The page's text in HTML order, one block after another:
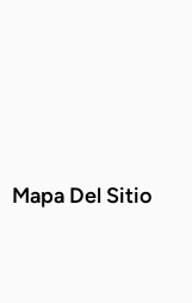
Mapa Del Sitio